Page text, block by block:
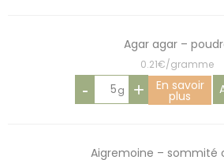
Agar agar –
0.21€/gramme
- + En savoir
plus
Aigremoine – sommité